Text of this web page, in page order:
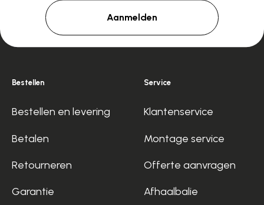
Aanmelden
Bestellen
Bestellen en levering
Betalen
Retourneren
Garantie
Service
Klantenservice
Montage service
Offerte aanvragen
Afhaalbalie